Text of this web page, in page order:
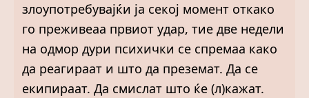
злоупотребувајќи ја секој момент откако
го преживеаа првиот удар, тие две недели
на одмор дури психички се спремаа како
да реагираат и што да преземат. Да се
екипираат. Да смислат што ќе (л)кажат.